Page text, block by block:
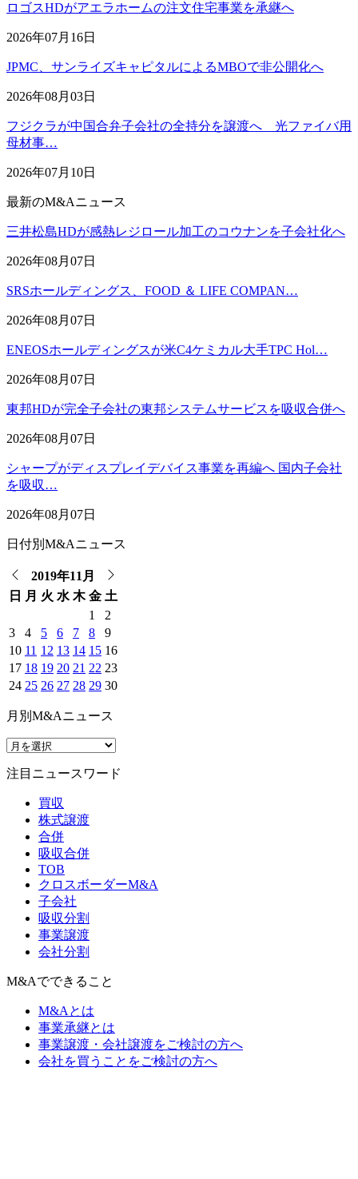
ロゴスHDがアエラホームの注文住宅事業を承継へ
2026年07月16日
JPMC、サンライズキャピタルによるMBOで非公開化へ
2026年08月03日
フジクラが中国合弁子会社の全持分を譲渡へ 光ファイバ用
母材事…
2026年07月10日
最新のM&Aニュース
三井松島HDが感熱レジロール加工のコウナンを子会社化へ
2026年08月07日
SRSホールディングス、FOOD ＆ LIFE COMPAN…
2026年08月07日
ENEOSホールディングスが米C4ケミカル大手TPC Hol…
2026年08月07日
東邦HDが完全子会社の東邦システムサービスを吸収合併へ
2026年08月07日
シャープがディスプレイデバイス事業を再編へ 国内子会社
を吸収…
2026年08月07日
日付別M&Aニュース
2019年11月
日
月 火 水 木 金 土
1
2
3
4 5 6 7 8
9
10 11 12 13 14 15 16
17 18 19 20 21 22 23
24 25 26 27 28 29 30
月別M&Aニュース
注目ニュースワード
買収
株式譲渡
合併
吸収合併
TOB
クロスボーダーM&A
子会社
吸収分割
事業譲渡
会社分割
M&Aでできること
M&Aとは
事業承継とは
事業譲渡・会社譲渡をご検討の方へ
会社を買うことをご検討の方へ